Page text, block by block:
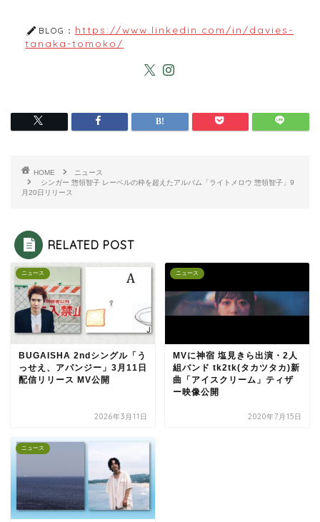
BLOG： https://www.linkedin.com/in/davies-
tanaka-tomoko/
HOME
ニュース
シンガー 惣領智子 レーベルの枠を超えたアルバム「ライトメロウ 惣領智子」9
月20日リリース
RELATED POST
ニュース
BUGAISHA 2ndシングル「う
っせえ、アパンジー」3月11日
配信リリース MV公開
2026年3月11日
ニュース
MVに神宿 塩見きら出演・2人
組バンド tk2tk(タカツタカ)新
曲「アイスクリーム」ティザ
ー映像公開
2020年7月15日
ニュース